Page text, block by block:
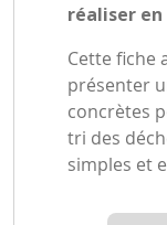
réaliser en
Cette fiche
présenter
concrètes
tri des
simples et